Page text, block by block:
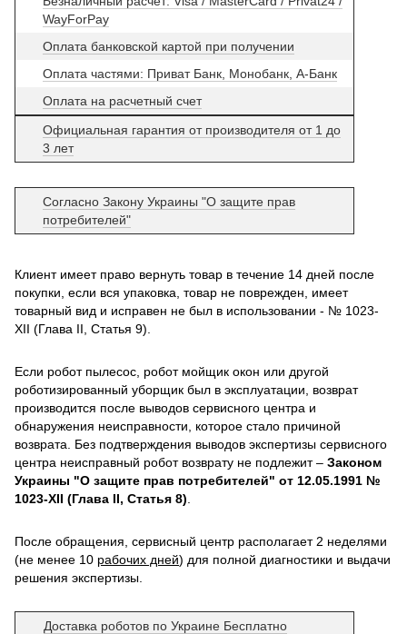
WayForPay
Оплата банковской картой при получении
Оплата частями: Приват Банк, Монобанк, А-Банк
Оплата на расчетный счет
Официальная гарантия от производителя от 1 до
3 лет
Согласно Закону Украины "О защите прав
потребителей"
Клиент имеет право вернуть товар в течение 14 дней после
покупки, если вся упаковка, товар не поврежден, имеет
товарный вид и исправен не был в использовании - № 1023-
XII (Глава II, Статья 9).
Если робот пылесос, робот мойщик окон или другой
роботизированный уборщик был в эксплуатации, возврат
производится после выводов сервисного центра и
обнаружения неисправности, которое стало причиной
возврата. Без подтверждения выводов экспертизы сервисного
центра неисправный робот возврату не подлежит – Законом
Украины "О защите прав потребителей" от 12.05.1991 №
1023-XII (Глава II, Статья 8)
После обращения, сервисный центр располагает 2 неделями
(не менее 10 рабочих дней) для полной диагностики и выдачи
решения экспертизы.
Доставка роботов по Украине Бесплатно